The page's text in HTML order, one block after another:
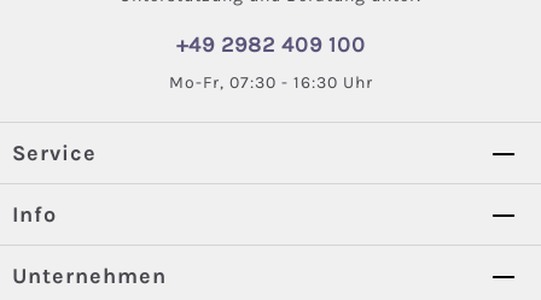
+49 2982 409 100
Mo-Fr, 07:30 - 16:30 Uhr
Service
Info
Unternehmen